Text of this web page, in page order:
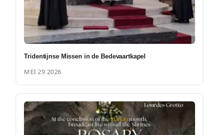
Tridentijnse Missen in de Bedevaartkapel
MEI 29 2026